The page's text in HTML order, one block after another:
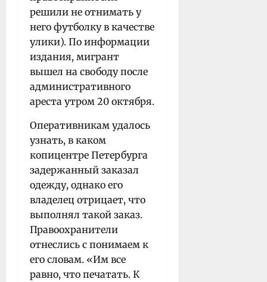
решили не отнимать у
него футболку в качестве
улики). По информации
издания, мигрант
вышел на свободу после
административного
ареста утром 20 октября.
Оперативникам удалось
узнать, в каком
копицентре Петербурга
задержанный заказал
одежду, однако его
владелец отрицает, что
выполнял такой заказ.
Правоохранители
отнеслись с понимаем к
его словам. «Им все
равно, что печатать. К